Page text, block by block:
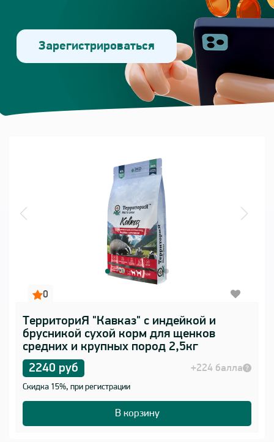
Зарегистрироваться
0
ТерриториЯ "Кавказ" с индейкой и
брусникой сухой корм для щенков
средних и крупных пород 2,5кг
2240 руб
+224 балла
Скидка 15%, при регистрации
В корзину